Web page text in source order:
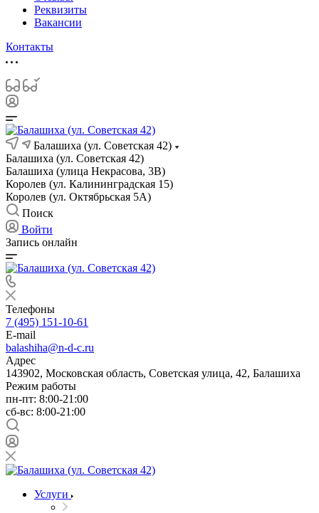
Реквизиты
Вакансии
Контакты
Балашиха (ул. Советская 42)
Балашиха (ул. Советская 42)
Балашиха (улица Некрасова, 3В)
Королев (ул. Калининградская 15)
Королев (ул. Октябрьская 5А)
Поиск
Войти
Запись онлайн
Телефоны
7 (495) 151-10-61
E-mail
balashiha@n-d-c.ru
Адрес
143902, Московская область, Советская улица, 42, Балашиха
Режим работы
пн-пт: 8:00-21:00
сб-вс: 8:00-21:00
Услуги